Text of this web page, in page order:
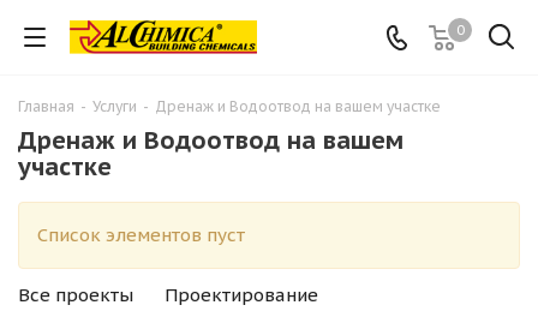
0
Главная - Услуги - Дренаж и Водоотвод на вашем участке
Дренаж и Водоотвод на вашем
участке
Список элементов пуст
Все проекты Проектирование